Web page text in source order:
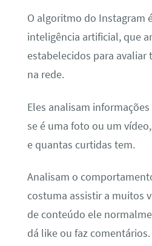
O algoritmo do Instagram
inteligência artificial, que
estabelecidos para avaliar
na rede.
Eles analisam
se é uma foto ou um
e quantas curtidas tem.
Analisam o
costuma assistir a muitos
de conteúdo ele
dá like ou faz comentários.